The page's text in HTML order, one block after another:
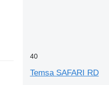
40
Temsa SAFARI RD